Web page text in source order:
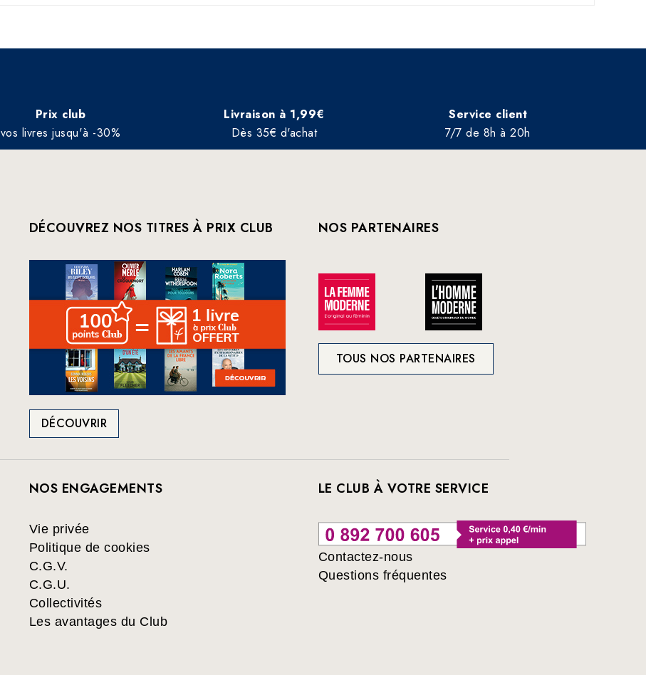
Prix club
vos livres jusqu'à -30%
Livraison à 1,99€
Dès 35€ d'achat
Service client
7/7 de 8h à 20h
DÉCOUVREZ NOS TITRES À PRIX CLUB
DÉCOUVRIR
NOS PARTENAIRES
TOUS NOS PARTENAIRES
NOS ENGAGEMENTS
Vie privée
Politique de cookies
C.G.V.
C.G.U.
Collectivités
Les avantages du Club
LE CLUB À VOTRE SERVICE
Contactez-nous
Questions fréquentes